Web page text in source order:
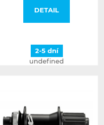
DETAIL
2-5 dní
undefined